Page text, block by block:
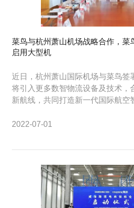
菜鸟与杭州萧山机场战略合作，菜
启用大型机
近日，杭州萧山国际机场与菜鸟签
将引入更多数智物流设备及技术，
新航线，共同打造新一代国际航空
2022-07-01